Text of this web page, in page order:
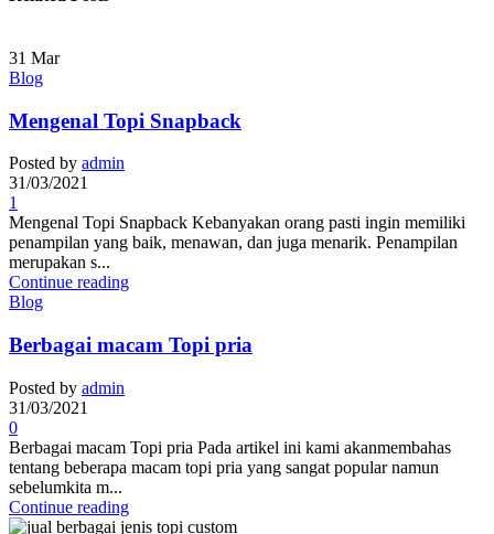
31 Mar
Blog
Mengenal Topi Snapback
Posted by admin
31/03/2021
1
Mengenal Topi Snapback Kebanyakan orang pasti ingin memiliki
penampilan yang baik, menawan, dan juga menarik. Penampilan
merupakan s...
Continue reading
Blog
Berbagai macam Topi pria
Posted by admin
31/03/2021
0
Berbagai macam Topi pria Pada artikel ini kami akanmembahas
tentang beberapa macam topi pria yang sangat popular namun
sebelumkita m...
Continue reading